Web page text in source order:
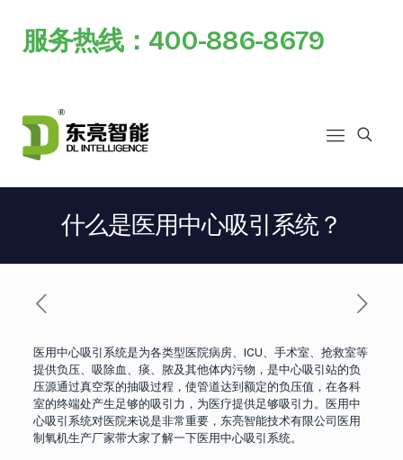
服务热线：400-886-8679
什么是医用中心吸引系统？
医用中心吸引系统是为各类型医院病房、ICU、手术室、抢救室等
提供负压、吸除血、痰、脓及其他体内污物，是中心吸引站的负
压源通过真空泵的抽吸过程，使管道达到额定的负压值，在各科
室的终端处产生足够的吸引力，为医疗提供足够吸引力。医用中
心吸引系统对医院来说是非常重要，东亮智能技术有限公司医用
制氧机生产厂家带大家了解一下医用中心吸引系统。